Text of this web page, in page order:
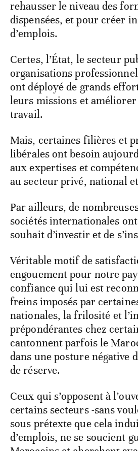
rehausser le niveau des
dispensées, et pour créer
d’emplois.
Certes, l’État, le secteur
organisations
ont déployé de grands
leurs missions et
travail.
Mais, certaines filières et
libérales ont besoin
aux expertises et
au secteur privé, national
Par ailleurs, de
sociétés internationales
souhait d’investir et de
Véritable motif de
engouement pour notre
confiance qui lui est
freins imposés par
nationales, la frilosité et
prépondérantes chez
cantonnent parfois le
dans une posture négative
de réserve.
Ceux qui s’opposent à
certains secteurs -sans
sous prétexte que cela
d’emplois, ne se soucient